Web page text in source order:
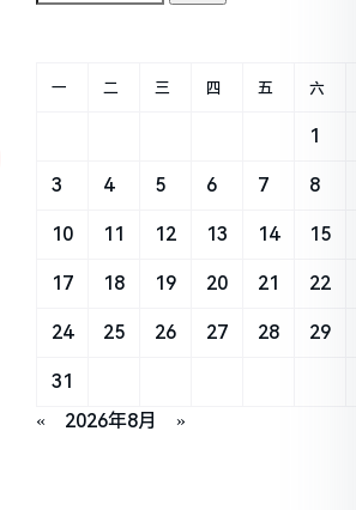
« 2026年8月 »
一 二 三 四 五 六
1
3 4 5 6 7 8
10 11 12 13 14 15
17 18 19 20 21 22
24 25 26 27 28 29
31